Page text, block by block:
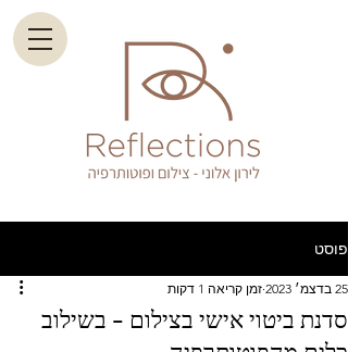
פוסט
סדנת ביטוי אישי בצילום - בשילוב
25 בדצמ׳ 2023 זמן קריאה 1 דקות